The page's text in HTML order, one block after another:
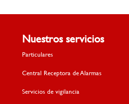
Nuestros servicios
Particulares
Central Receptora de Alarmas
Servicios de vigilancia